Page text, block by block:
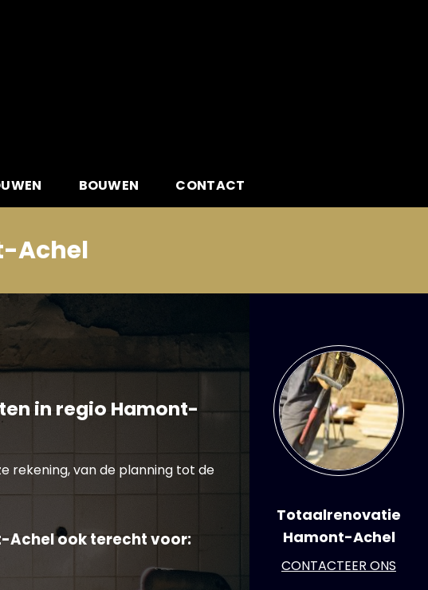
BOUWEN CONTACT
Achel
in regio Hamont-
rekening, van de planning tot de
Achel ook terecht voor:
Totaalrenovatie
Hamont-Achel
CONTACTEER ONS